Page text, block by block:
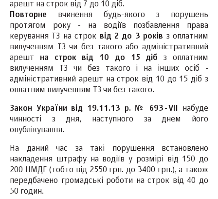
арешт на строк від 7 до 10 діб.
овторне вчинення будь-якого з порушень
протягом року - на водіїв позбавлення права
керування ТЗ на строк від 2 до 3 років з оплатним
вилученням ТЗ чи без такого або адміністративний
арешт на строк від 10 до 15 діб з оплатним
вилученням ТЗ чи без такого і на інших осіб -
адміністративний арешт на строк від 10 до 15 діб з
оплатним вилученням ТЗ чи без такого.
Закон України від 19.11.13 р. № 693- VII
набуде
чинності з дня, наступного за днем його
опублікування.
На даний час за такі порушення встановлено
накладення штрафу на водіїв у розмірі від 150 до
200 НМДГ (тобто від 2550 грн. до 3400 грн.), а також
передбачено громадські роботи на строк від 40 до
50 годин.